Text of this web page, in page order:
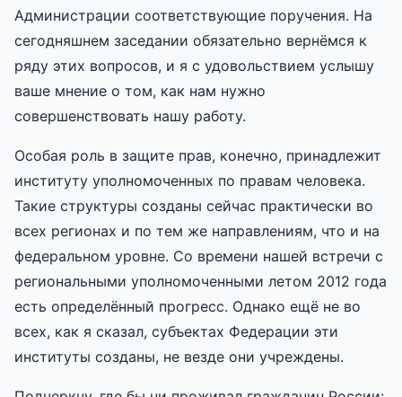
Администрации соответствующие поручения. На
сегодняшнем заседании обязательно вернёмся к
ряду этих вопросов, и я с удовольствием услышу
ваше мнение о том, как нам нужно
совершенствовать нашу работу.
Особая роль в защите прав, конечно, принадлежит
институту уполномоченных по правам человека.
Такие структуры созданы сейчас практически во
всех регионах и по тем же направлениям, что и на
федеральном уровне. Со времени нашей встречи с
региональными уполномоченными летом 2012 года
есть определённый прогресс. Однако ещё не во
всех, как я сказал, субъектах Федерации эти
институты созданы, не везде они учреждены.